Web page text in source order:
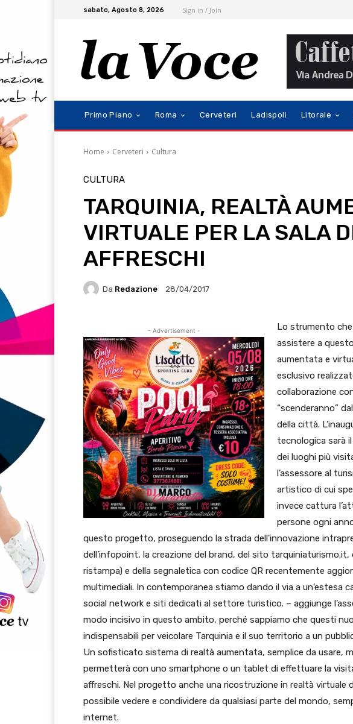
sabato, Agosto 8, 2026 Sign in / Join
Primo Piano Roma Cerveteri Ladispoli Litorale
Home Cerveteri Cultura
CULTURA
TARQUINIA, REALTÀ
VIRTUALE PER LA SALA
AFFRESCHI
Da Redazione 28/04/2017
- Advertisement -
Lo strumento
assistere a
aumentata e
esclusivo
collaborazione
“scenderanno”
della città.
tecnologica sarà
dei luoghi più
l’assessore al
artistico di cui
invece cattura
persone ogni
questo progetto, proseguendo la strada dell’innovazione
dell’infopoint, la creazione del brand, del sito tarquiniaturismo.it,
ristampa) e della segnaletica con codice QR recentemente
multimediali. In contemporanea stiamo dando il via a un’estesa
social network e siti dedicati al settore turistico. – aggiunge
modo incisivo in questo ambito, perché sappiamo che questi
indispensabili per veicolare Tarquinia e il suo territorio a un
Un sofisticato sistema di realtà aumentata, semplice da usare,
permetterà con uno smartphone o un tablet di effettuare la
affreschi. Nel progetto anche una ricostruzione in realtà virtuale
possibile vedere e condividere da qualsiasi parte del mondo,
internet.